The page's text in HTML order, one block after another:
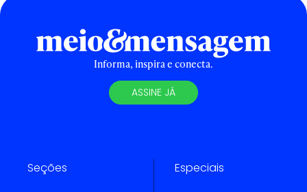
Informa, inspira e conecta.
ASSINE JÁ
Seções Especiais